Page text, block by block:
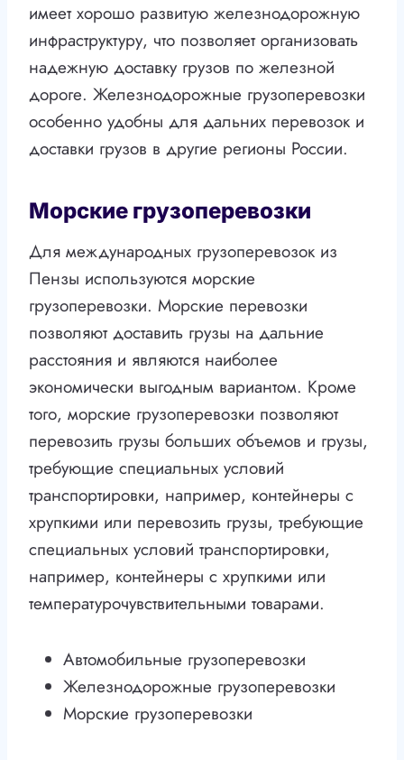
имеет хорошо развитую железнодорожную
инфраструктуру, что позволяет организовать
надежную доставку грузов по железной
дороге. Железнодорожные грузоперевозки
особенно удобны для дальних перевозок и
доставки грузов в другие регионы России.
Морские грузоперевозки
Для международных грузоперевозок из
Пензы используются морские
грузоперевозки. Морские перевозки
позволяют доставить грузы на дальние
расстояния и являются наиболее
экономически выгодным вариантом. Кроме
того, морские грузоперевозки позволяют
перевозить грузы больших объемов и грузы,
требующие специальных условий
транспортировки, например, контейнеры с
хрупкими или перевозить грузы, требующие
специальных условий транспортировки,
например, контейнеры с хрупкими или
температурочувствительными товарами.
Автомобильные грузоперевозки
Железнодорожные грузоперевозки
Морские грузоперевозки